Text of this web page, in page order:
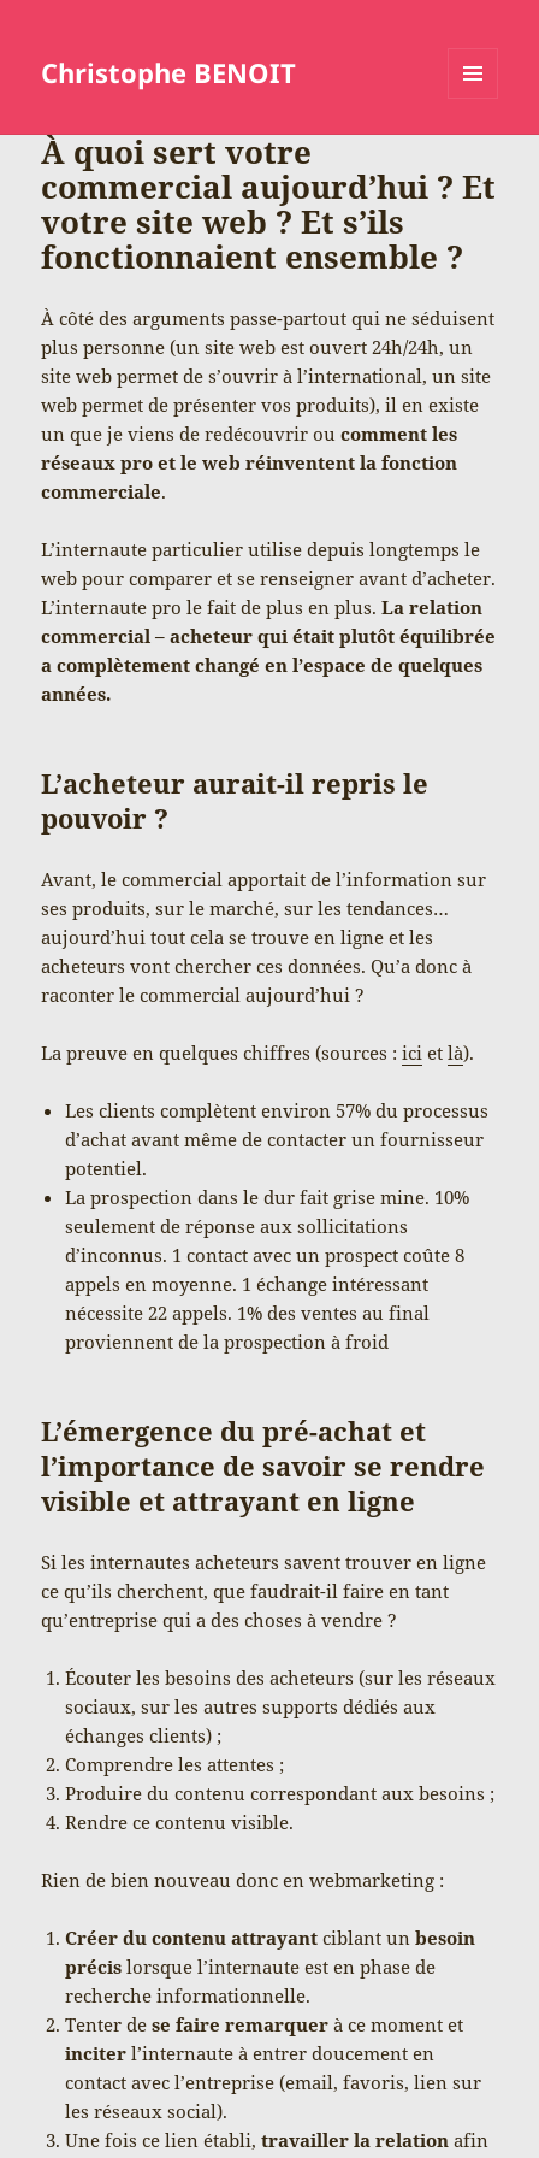
Christophe BENOIT
À quoi sert votre
commercial aujourd’hui ? Et
votre site web ? Et s’ils
fonctionnaient ensemble ?
À côté des arguments passe-partout qui ne séduisent
plus personne (un site web est ouvert 24h/24h, un
site web permet de s’ouvrir à l’international, un site
web permet de présenter vos produits), il en existe
un que je viens de redécouvrir oucomment les
réseaux pro et le web réinventent la fonction
commerciale.
L’internaute particulier utilise depuis longtemps le
web pour comparer et se renseigner avant d’acheter.
L’internaute pro le fait de plus en plus.La relation
commercial – acheteur qui était plutôt équilibrée
a complètement changé en l’espace de quelques
années.
L’acheteur aurait-il repris le
pouvoir ?
Avant, le commercial apportait de l’information sur
ses produits, sur le marché, sur les tendances…
aujourd’hui tout cela se trouve en ligne et les
acheteurs vont chercher ces données. Qu’a donc à
raconter le commercial aujourd’hui ?
La preuve en quelques chiffres (sources :ici etlà).
Les clients complètent environ 57% du processus
d’achat avant même de contacter un fournisseur
potentiel.
La prospection dans le dur fait grise mine. 10%
seulement de réponse aux sollicitations
d’inconnus. 1 contact avec un prospect coûte 8
appels en moyenne. 1 échange intéressant
nécessite 22 appels. 1% des ventes au final
proviennent de la prospection à froid
L’émergence du pré-achat et
l’importance de savoir se rendre
visible et attrayant en ligne
Si les internautes acheteurs savent trouver en ligne
ce qu’ils cherchent, que faudrait-il faire en tant
qu’entreprise qui a des choses à vendre ?
Écouter les besoins des acheteurs (sur les réseaux
sociaux, sur les autres supports dédiés aux
échanges clients) ;
Comprendre les attentes ;
Produire du contenu correspondant aux besoins ;
Rendre ce contenu visible.
Rien de bien nouveau donc en webmarketing :
Créer du contenu attrayant ciblant unbesoin
précis lorsque l’internaute est en phase de
recherche informationnelle.
Tenter dese faire remarquer à ce moment et
inciter l’internaute à entrer doucement en
contact avec l’entreprise (email, favoris, lien sur
les réseaux social).
Une fois ce lien établi,travailler la relation afin